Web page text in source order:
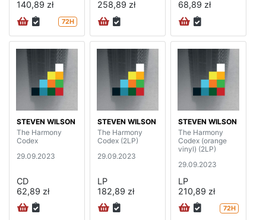
140,89 zł
72H
258,89 zł 68,89 zł
STEVEN WILSON
The Harmony
Codex
29.09.2023
CD
62,89 zł
STEVEN WILSON
The Harmony
Codex (2LP)
29.09.2023
LP
182,89 zł
STEVEN WILSON
The Harmony
Codex (orange
vinyl) (2LP)
29.09.2023
LP
210,89 zł
72H